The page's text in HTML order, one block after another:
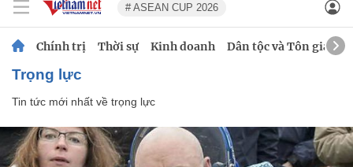
# ASEAN CUP 2026
Chính trị Thời sự Kinh doanh Dân tộc và Tôn giáo
trọng lực
Tin tức mới nhất về trọng lực